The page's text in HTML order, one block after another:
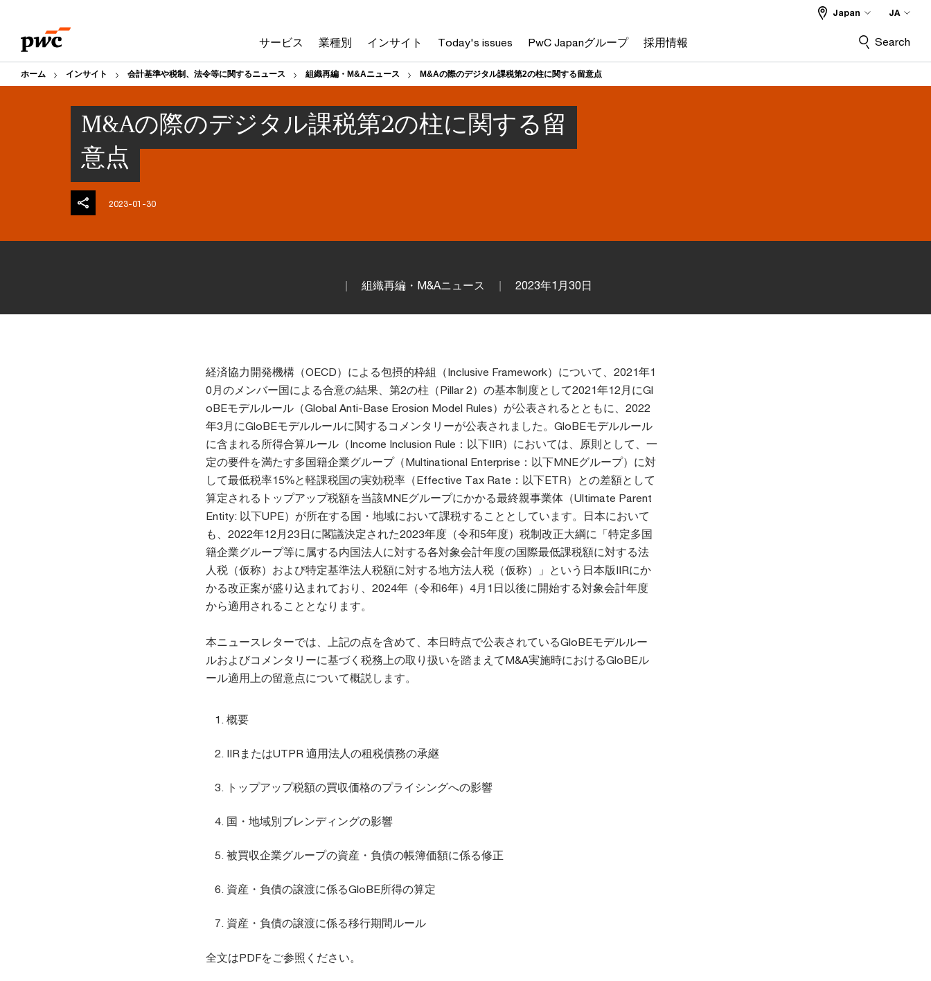
content
footer
サービス 業種別 インサイト Today's issues PwC Japanグループ 採用情報
Japan JA
Search
ホーム インサイト 会計基準や税制、法令等に関するニュース 組織再編・M&Aニュース M&Aの際のデジタル課税第2の柱に関する留意点
M&Aの際のデジタル課税第2の柱に関する留
意点
2023-01-30
組織再編・M&Aニュース 2023年1月30日
経済協力開発機構（OECD）による包摂的枠組（Inclusive Framework）について、2021年1
0月のメンバー国による合意の結果、第2の柱（Pillar 2）の基本制度として2021年12月にGl
oBEモデルルール（Global Anti-Base Erosion Model Rules）が公表されるとともに、2022
年3月にGloBEモデルルールに関するコメンタリーが公表されました。GloBEモデルルール
に含まれる所得合算ルール（Income Inclusion Rule：以下IIR）においては、原則として、一
定の要件を満たす多国籍企業グループ（Multinational Enterprise：以下MNEグループ）に対
して最低税率15%と軽課税国の実効税率（Effective Tax Rate：以下ETR）との差額として
算定されるトップアップ税額を当該MNEグループにかかる最終親事業体（Ultimate Parent
Entity: 以下UPE）が所在する国・地域において課税することとしています。日本において
も、2022年12月23日に閣議決定された2023年度（令和5年度）税制改正大綱に「特定多国
籍企業グループ等に属する内国法人に対する各対象会計年度の国際最低課税額に対する法
人税（仮称）および特定基準法人税額に対する地方法人税（仮称）」という日本版IIRにか
かる改正案が盛り込まれており、2024年（令和6年）4月1日以後に開始する対象会計年度
から適用されることとなります。
本ニュースレターでは、上記の点を含めて、本日時点で公表されているGloBEモデルルー
ルおよびコメンタリーに基づく税務上の取り扱いを踏まえてM&A実施時におけるGloBEル
ール適用上の留意点について概説します。
概要
IIRまたはUTPR 適用法人の租税債務の承継
トップアップ税額の買収価格のプライシングへの影響
国・地域別ブレンディングの影響
被買収企業グループの資産・負債の帳簿価額に係る修正
資産・負債の譲渡に係るGloBE所得の算定
資産・負債の譲渡に係る移行期間ルール
全文はPDFをご参照ください。